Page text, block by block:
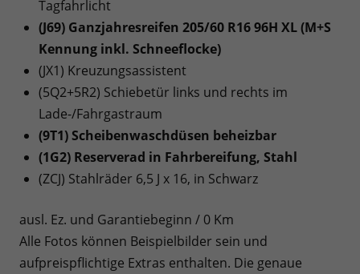
Tagfahrlicht
(J69) Ganzjahresreifen 205/60 R16 96H XL (M+S
Kennung inkl. Schneeflocke)
(JX1) Kreuzungsassistent
(5Q2+5R2) Schiebetür links und rechts im
Lade-/Fahrgastraum
(9T1) Scheibenwaschdüsen beheizbar
(1G2) Reserverad in Fahrbereifung, Stahl
(ZCJ) Stahlräder 6,5 J x 16, in Schwarz
ausl. Ez. und Garantiebeginn / 0 Km
Alle Fotos können Beispielbilder sein und
aufpreispflichtige Extras enthalten. Die genaue